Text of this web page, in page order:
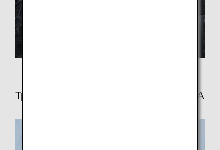
Три аспекта качества обслуживания ANA